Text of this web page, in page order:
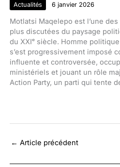
Actualités 6 janvier 2026
Motlatsi Maqelepo est l’une
plus discutées du paysage
du XXIᵉ siècle. Homme
s’est progressivement imposé
influente et controversée,
ministériels et jouant un rôle
Action Party, un parti qui tente
← Article précédent